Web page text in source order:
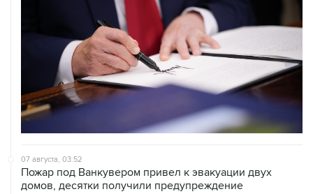
07 августа, 03:52
Пожар под Ванкувером привел к эвакуации двух
домов, десятки получили предупреждение